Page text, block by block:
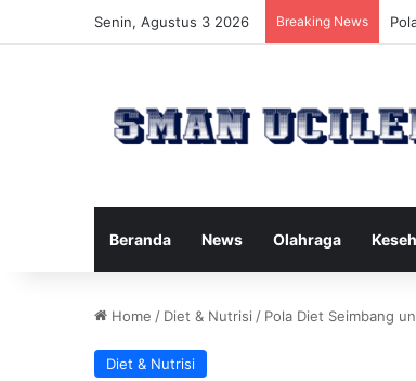
Senin, Agustus 3 2026 Breaking News
Beranda News Olahraga
Home / Diet & Nutrisi / Pola Diet Seimbang
Diet & Nutrisi